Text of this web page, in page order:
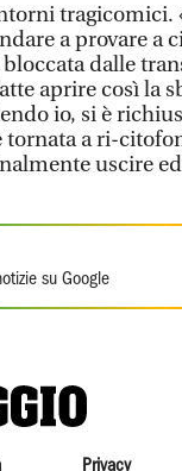
tragicomici.
a provare a
dalle
aprire così la
io, si è
tornata a ri-
uscire
su Google
Privacy